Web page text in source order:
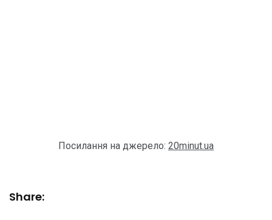
Посилання на джерело: 20minut.ua
Share: